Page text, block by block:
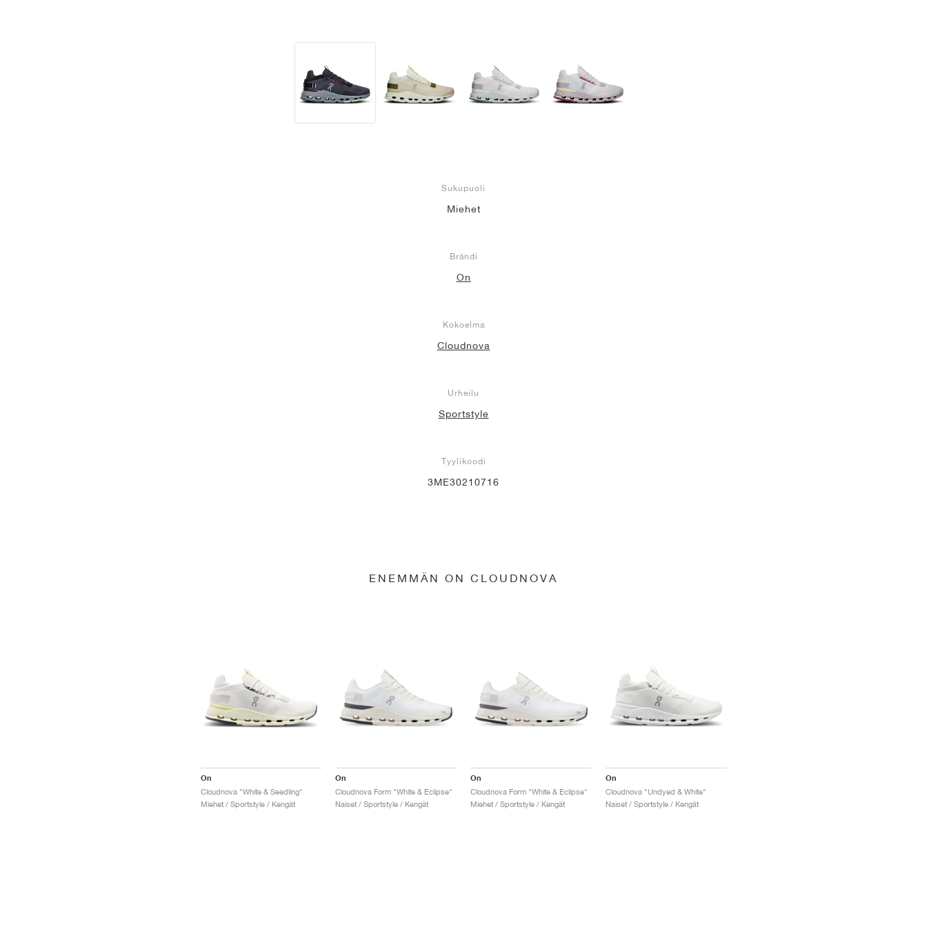
Sukupuoli
Miehet
Brändi
On
Kokoelma
Cloudnova
Urheilu
Sportstyle
Tyylikoodi
3ME30210716
ENEMMÄN ON CLOUDNOVA
On
Cloudnova "White & Seedling"
Miehet / Sportstyle / Kengät
On
Cloudnova Form "White & Eclipse"
Naiset / Sportstyle / Kengät
On
Cloudnova Form "White & Eclipse"
Miehet / Sportstyle / Kengät
On
Cloudnova "Undyed & White"
Naiset / Sportstyle / Kengät